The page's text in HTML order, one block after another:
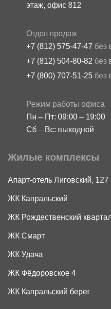
этаж, офис 812
Отдел продаж
+7 (812) 575-47-47 без
+7 (812) 504-80-82 без
+7 (800) 707-51-25 без
Режим работы офиса
Пн – Пт: 09:00 – 19:00
Сб – Вс: выходной
Жилые комплексы
Апарт-отель Лиговский, 127
ЖК Капральский
ЖК Рождественский
ЖК Смарт
ЖК Удача
ЖК Фёдоровское 4
ЖК Капральский берег